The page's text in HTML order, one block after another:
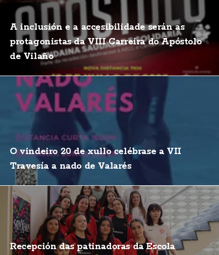
A inclusión e a accesibilidade serán as
protagonistas da VIII Carreira do Apóstolo
de Vilaño
O vindeiro 20 de xullo celébrase a VII
Travesía a nado de Valarés
Recepción das patinadoras da Escola